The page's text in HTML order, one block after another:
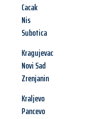
Cacak
Nis
Subotica
Kragujevac
Novi Sad
Zrenjanin
Kraljevo
Pancevo